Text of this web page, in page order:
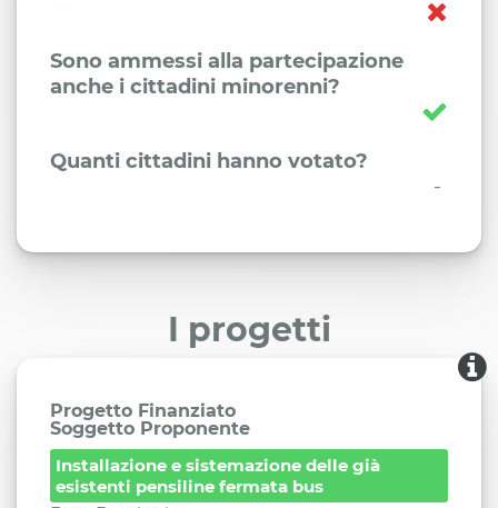
Sono ammessi alla partecipazione
anche i cittadini minorenni?
Quanti cittadini hanno votato?
-
I progetti
Progetto Finanziato
Soggetto Proponente
Installazione e sistemazione delle già
esistenti pensiline fermata bus